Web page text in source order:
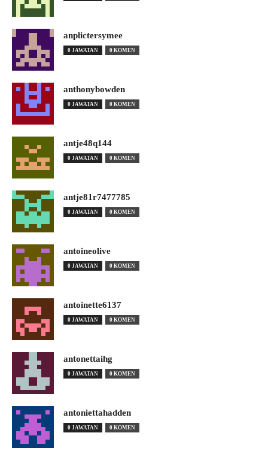
anplictersymee
0 JAWATAN 0 KOMEN
anthonybowden
0 JAWATAN 0 KOMEN
antje48q144
0 JAWATAN 0 KOMEN
antje81r7477785
0 JAWATAN 0 KOMEN
antoineolive
0 JAWATAN 0 KOMEN
antoinette6137
0 JAWATAN 0 KOMEN
antonettaihg
0 JAWATAN 0 KOMEN
antoniettahadden
0 JAWATAN 0 KOMEN